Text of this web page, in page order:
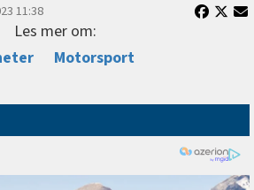
11:38
Les mer om:
Motorsport